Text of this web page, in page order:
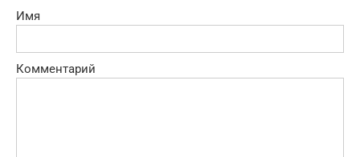
Имя
Комментарий